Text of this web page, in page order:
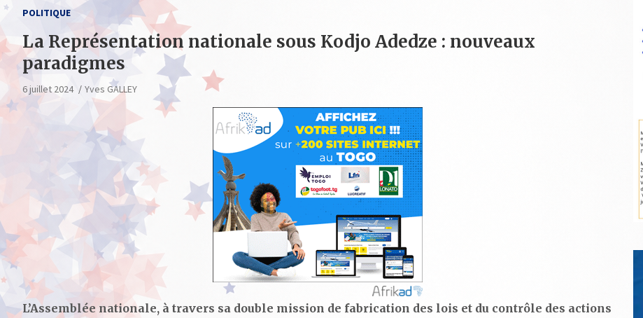
POLITIQUE
La Représentation nationale sous Kodjo Adedze : nouveaux
paradigmes
6 juillet 2024 Yves GALLEY
L’Assemblée nationale, à travers sa double mission de fabrication des lois et du contrôle des actions